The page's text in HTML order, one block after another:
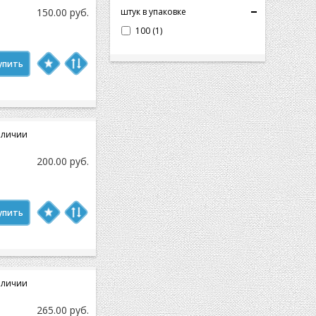
штук в упаковке
100 (1)
150.00 руб.
200.00 руб.
265.00 руб.